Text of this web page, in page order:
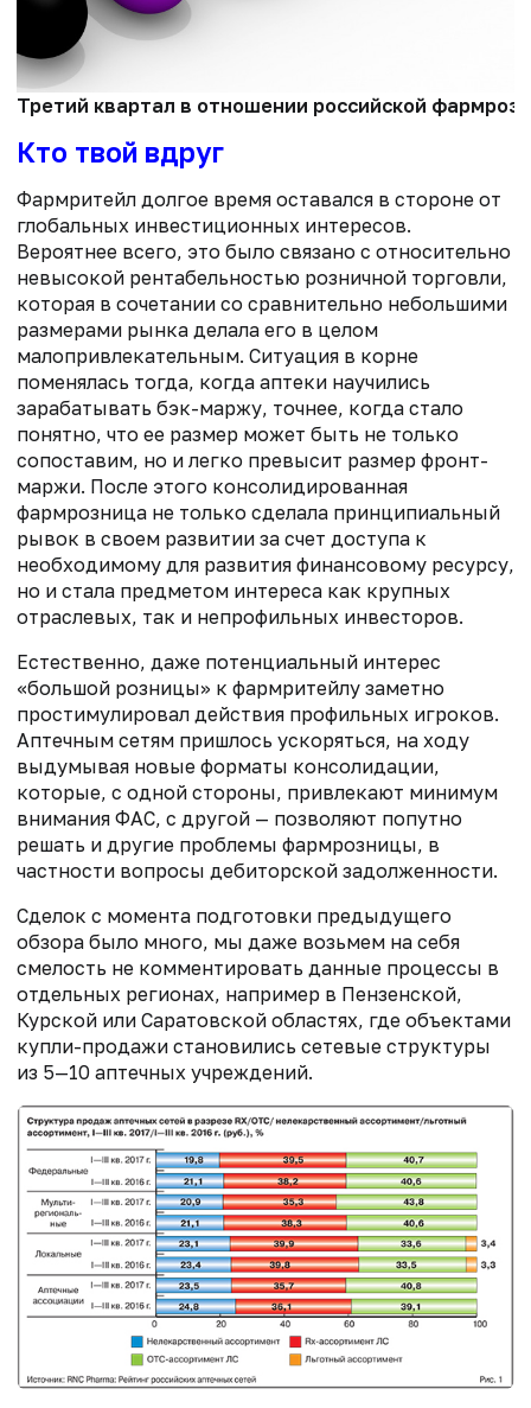
Третий квартал в отношении российской
Кто твой вдруг
Фармритейл долгое время оставался в стороне от
глобальных инвестиционных интересов.
Вероятнее всего, это было связано с относительно
невысокой рентабельностью розничной торговли,
которая в сочетании со сравнительно небольшими
размерами рынка делала его в целом
малопривлекательным. Ситуация в корне
поменялась тогда, когда аптеки научились
зарабатывать бэк-маржу, точнее, когда стало
понятно, что ее размер может быть не только
сопоставим, но и легко превысит размер фронт-
маржи. После этого консолидированная
фармрозница не только сделала принципиальный
рывок в своем развитии за счет доступа к
необходимому для развития финансовому ресурсу,
но и стала предметом интереса как крупных
отраслевых, так и непрофильных инвесторов.
Естественно, даже потенциальный интерес
«большой розницы» к фармритейлу заметно
простимулировал действия профильных игроков.
Аптечным сетям пришлось ускоряться, на ходу
выдумывая новые форматы консолидации,
которые, с одной стороны, привлекают минимум
внимания ФАС, с другой — позволяют попутно
решать и другие проблемы фармрозницы, в
частности вопросы дебиторской задолженности.
Сделок с момента подготовки предыдущего
обзора было много, мы даже возьмем на себя
смелость не комментировать данные процессы в
отдельных регионах, например в Пензенской,
Курской или Саратовской областях, где объектами
купли-продажи становились сетевые структуры
из 5—10 аптечных учреждений.